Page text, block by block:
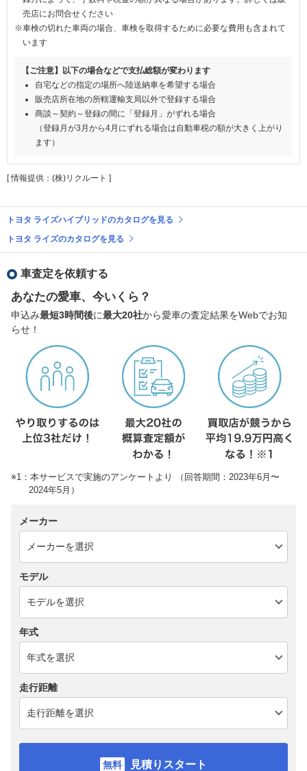
売店にお問合せください
※車検の切れた車両の場合、車検を取得するために必要な費用も含まれて
います
【ご注意】以下の場合などで支払総額が変わります
自宅などの指定の場所へ陸送納車を希望する場合
販売店所在地の所轄運輸支局以外で登録する場合
商談～契約～登録の間に「登録月」がずれる場合
（登録月が3月から4月にずれる場合は自動車税の額が大きく上がり
ます）
[ 情報提供：(株)リクルート ]
トヨタ ライズハイブリッドのカタログを見る
トヨタ ライズのカタログを見る
車査定を依頼する
あなたの愛車、今いくら？
申込み最短3時間後に最大20社から愛車の査定結果をWebでお知
らせ！
※1：本サービスで実施のアンケートより （回答期間：2023年6月〜
2024年5月）
メーカー
モデル
年式
走行距離
見積りスタート